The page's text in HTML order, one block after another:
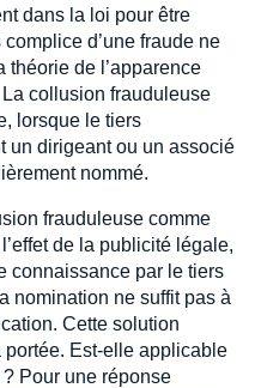
dans la loi pour être
d’une fraude ne
théorie de l’apparence
collusion frauduleuse
lorsque le tiers
un dirigeant ou un associé
nommé.
frauduleuse comme
de la publicité légale,
connaissance par le tiers
nomination ne suffit pas à
Cette solution
Est-elle applicable
Pour une réponse